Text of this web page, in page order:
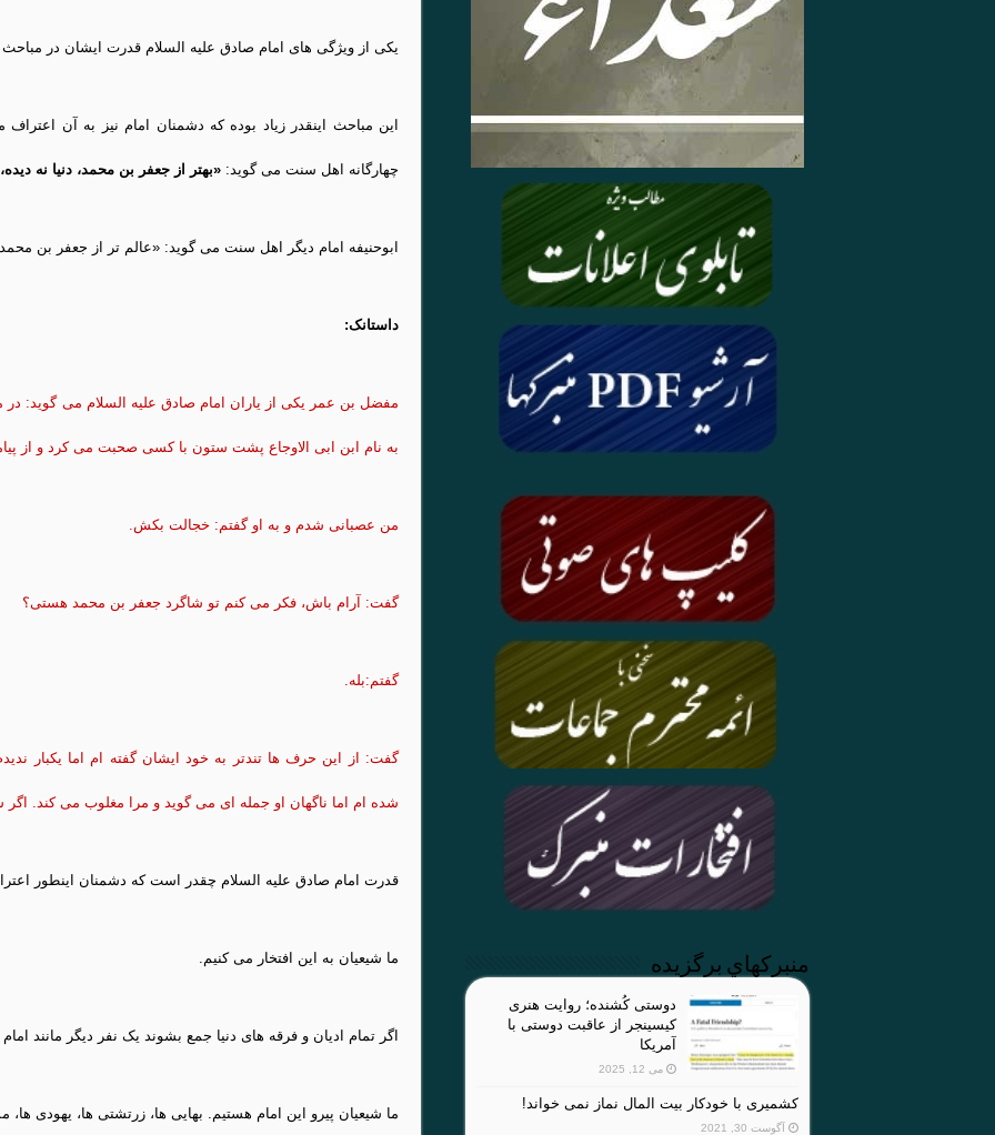
یکی از ویژگی های امام صادق علیه السلام قدرت ایشان در
این مباحث اینقدر زیاد بوده که دشمنان امام نیز به آن
چهارگانه اهل سنت می گوید: «بهتر از جعفر بن محمد، دنیا نه
ابوحنیفه امام دیگر اهل سنت می گوید: «عالم تر از جعفر بن محمد
داستانک:
مفضل بن عمر یکی از یاران امام صادق علیه السلام می گوید:
به نام ابن ابی الاوجاع پشت ستون با کسی صحبت می کرد و از
من عصبانی شدم و به او گفتم: خجالت بکش.
گفت: آرام باش، فکر می کنم تو شاگرد جعفر بن محمد هستی؟
گفتم:بله.
گفت: از این حرف ها تندتر به خود ایشان گفته ام اما یکبار
شده ام اما ناگهان او جمله ای می گوید و مرا مغلوب می کند. اگر
قدرت امام صادق علیه السلام چقدر است که دشمنان اینطور
ما شیعیان به این افتخار می کنیم.
اگر تمام ادیان و فرقه های دنیا جمع بشوند یک نفر دیگر مانند امام
ما شیعیان پیرو این امام هستیم. بهایی ها، زرتشتی ها، یهودی
منبركهاي برگزيده
دوستی کُشنده؛ روایت هنری
کیسینجر از عاقبت دوستی با
آمریکا
می 12, 2025
کشمیری با خودکار بیت المال نماز نمی خواند!
آگوست 30, 2021